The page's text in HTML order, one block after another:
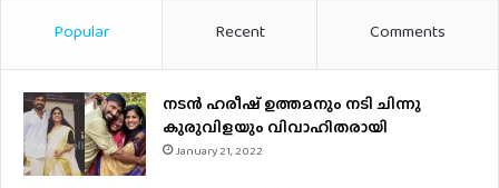
Popular Recent Comments
നടന്‍ ഹരീഷ് ഉത്തമനും നടി ചിന്നു
കുരുവിളയും വിവാഹിതരായി
January 21, 2022